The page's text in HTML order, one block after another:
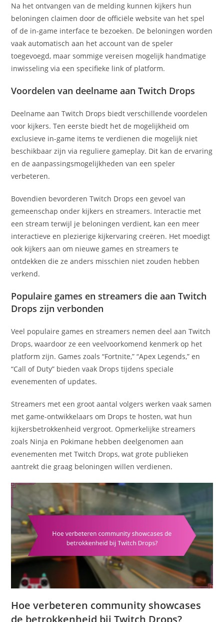
Na het ontvangen van de melding kunnen kijkers hun
beloningen claimen door de officiële website van het spel
of de in-game interface te bezoeken. De beloningen worden
vaak automatisch aan het account van de speler
toegevoegd, maar sommige vereisen mogelijk handmatige
inwisseling via een specifieke link of platform.
Voordelen van deelname aan Twitch Drops
Deelname aan Twitch Drops biedt verschillende voordelen
voor kijkers. Ten eerste biedt het de mogelijkheid om
exclusieve in-game items te verdienen die mogelijk niet
beschikbaar zijn via reguliere gameplay. Dit kan de ervaring
en de aanpassingsmogelijkheden van een speler
verbeteren.
Bovendien bevorderen Twitch Drops een gevoel van
gemeenschap onder kijkers en streamers. Interactie met
een stream terwijl je beloningen verdient, kan een meer
interactieve en plezierige kijkervaring creëren. Het moedigt
ook kijkers aan om nieuwe games en streamers te
ontdekken die ze anders misschien niet zouden hebben
verkend.
Populaire games en streamers die aan Twitch
Drops zijn verbonden
Veel populaire games en streamers nemen deel aan Twitch
Drops, waardoor ze een veelvoorkomend kenmerk op het
platform zijn. Games zoals “Fortnite,” “Apex Legends,” en
“Call of Duty” bieden vaak Drops tijdens speciale
evenementen of updates.
Streamers met een groot aantal volgers werken vaak samen
met game-ontwikkelaars om Drops te hosten, wat hun
kijkersbetrokkenheid vergroot. Opmerkelijke streamers
zoals Ninja en Pokimane hebben deelgenomen aan
evenementen met Twitch Drops, wat grote publieken
aantrekt die graag beloningen willen verdienen.
Hoe verbeteren community showcases